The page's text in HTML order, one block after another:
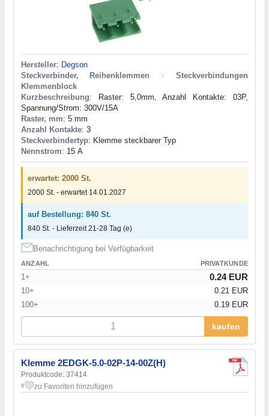
Hersteller: Degson
Steckverbinder, Reihenklemmen
>
Steckverbindungen
Klemmenblock
Kurzbeschreibung: Raster: 5,0mm, Anzahl Kontakte: 03P,
Spannung/Strom: 300V/15A
Raster, mm: 5 mm
Anzahl Kontakte: 3
Steckverbindertyp: Klemme steckbarer Typ
Nennstrom: 15 А
erwartet: 2000 St.
2000 St. - erwartet 14.01.2027
auf Bestellung: 840 St.
840 St. - Lieferzeit 21-28 Tag (e)
Benachrichtigung bei Verfügbarkeit
ANZAHL PRIVATKUNDE
1+ 0.24 EUR
10+
0.21 EUR
100+
0.19 EUR
kaufen
Klemme 2EDGK-5.0-02P-14-00Z(H)
Produktcode: 37414
6 zu Favoriten hinzufügen